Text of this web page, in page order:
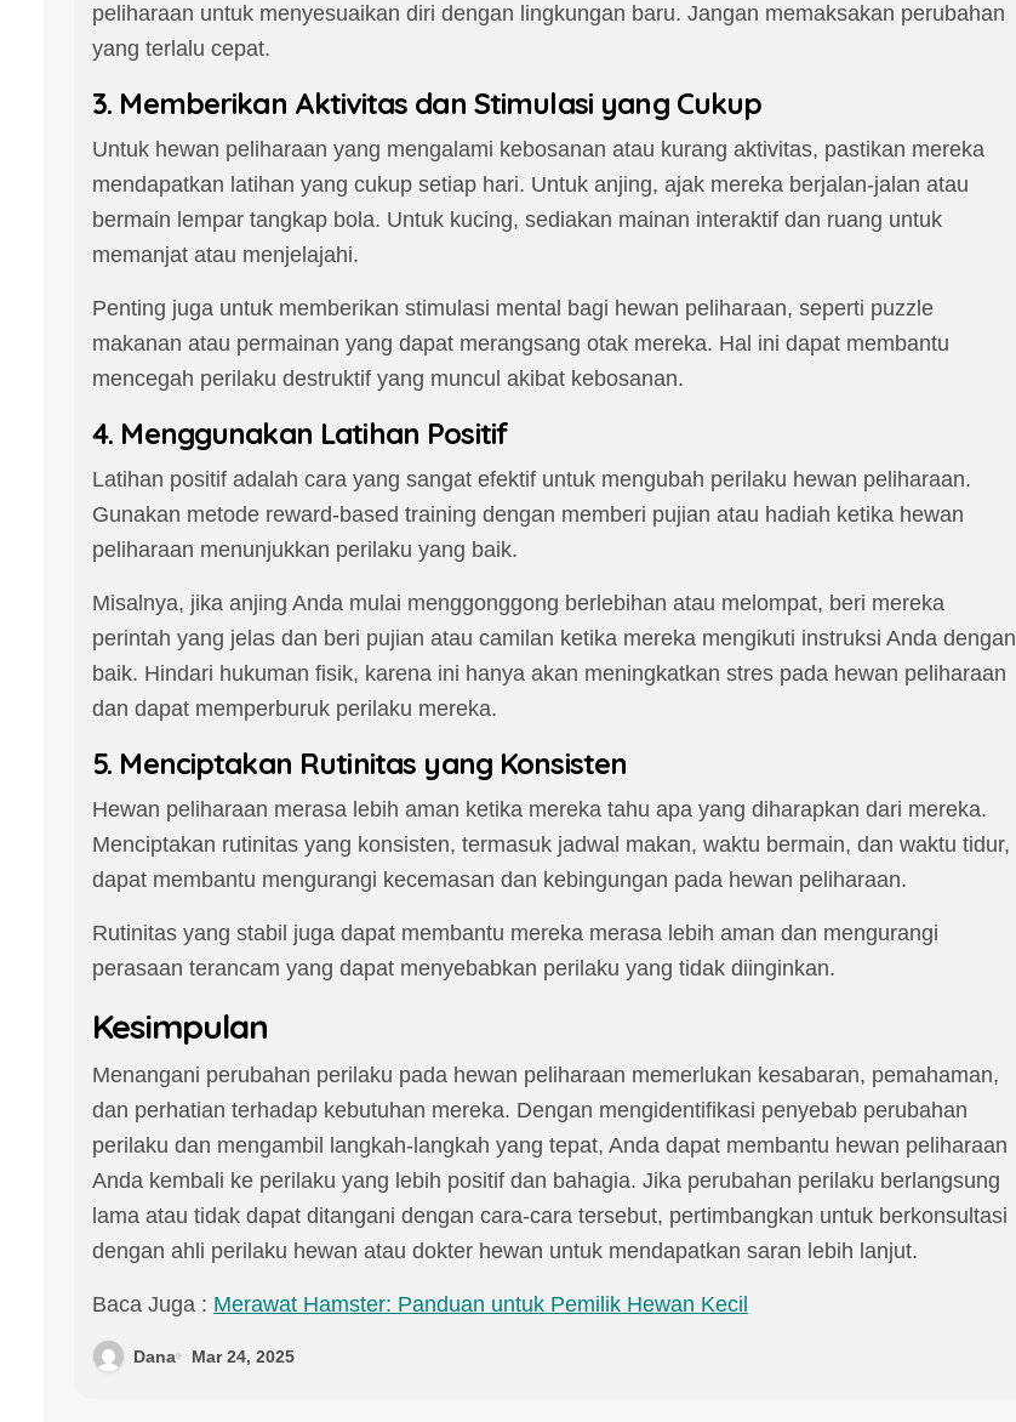
peliharaan untuk menyesuaikan diri dengan lingkungan baru. Jangan memaksakan perubahan
yang terlalu cepat.
3. Memberikan Aktivitas dan Stimulasi yang Cukup
Untuk hewan peliharaan yang mengalami kebosanan atau kurang aktivitas, pastikan mereka
mendapatkan latihan yang cukup setiap hari. Untuk anjing, ajak mereka berjalan-jalan atau
bermain lempar tangkap bola. Untuk kucing, sediakan mainan interaktif dan ruang untuk
memanjat atau menjelajahi.
Penting juga untuk memberikan stimulasi mental bagi hewan peliharaan, seperti puzzle
makanan atau permainan yang dapat merangsang otak mereka. Hal ini dapat membantu
mencegah perilaku destruktif yang muncul akibat kebosanan.
4. Menggunakan Latihan Positif
Latihan positif adalah cara yang sangat efektif untuk mengubah perilaku hewan peliharaan.
Gunakan metode reward-based training dengan memberi pujian atau hadiah ketika hewan
peliharaan menunjukkan perilaku yang baik.
Misalnya, jika anjing Anda mulai menggonggong berlebihan atau melompat, beri mereka
perintah yang jelas dan beri pujian atau camilan ketika mereka mengikuti instruksi Anda dengan
baik. Hindari hukuman fisik, karena ini hanya akan meningkatkan stres pada hewan peliharaan
dan dapat memperburuk perilaku mereka.
5. Menciptakan Rutinitas yang Konsisten
Hewan peliharaan merasa lebih aman ketika mereka tahu apa yang diharapkan dari mereka.
Menciptakan rutinitas yang konsisten, termasuk jadwal makan, waktu bermain, dan waktu tidur,
dapat membantu mengurangi kecemasan dan kebingungan pada hewan peliharaan.
Rutinitas yang stabil juga dapat membantu mereka merasa lebih aman dan mengurangi
perasaan terancam yang dapat menyebabkan perilaku yang tidak diinginkan.
Kesimpulan
Menangani perubahan perilaku pada hewan peliharaan memerlukan kesabaran, pemahaman,
dan perhatian terhadap kebutuhan mereka. Dengan mengidentifikasi penyebab perubahan
perilaku dan mengambil langkah-langkah yang tepat, Anda dapat membantu hewan peliharaan
Anda kembali ke perilaku yang lebih positif dan bahagia. Jika perubahan perilaku berlangsung
lama atau tidak dapat ditangani dengan cara-cara tersebut, pertimbangkan untuk berkonsultasi
dengan ahli perilaku hewan atau dokter hewan untuk mendapatkan saran lebih lanjut.
Baca Juga : Merawat Hamster: Panduan untuk Pemilik Hewan Kecil
Dana Mar 24, 2025